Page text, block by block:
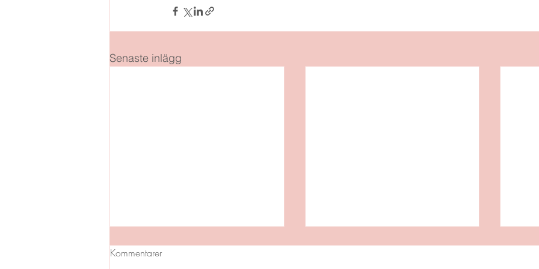
Senaste inlägg
Kommentarer